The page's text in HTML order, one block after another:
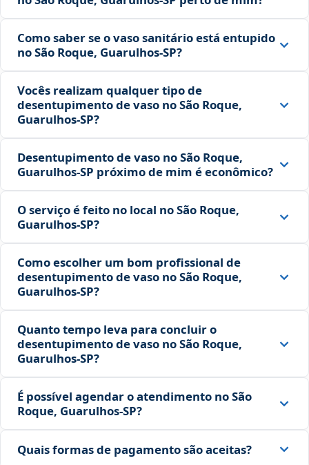
Como saber se o vaso sanitário está entupido
no São Roque, Guarulhos‑SP?
Vocês realizam qualquer tipo de
desentupimento de vaso no São Roque,
Guarulhos‑SP?
Desentupimento de vaso no São Roque,
Guarulhos‑SP próximo de mim é econômico?
O serviço é feito no local no São Roque,
Guarulhos‑SP?
Como escolher um bom profissional de
desentupimento de vaso no São Roque,
Guarulhos‑SP?
Quanto tempo leva para concluir o
desentupimento de vaso no São Roque,
Guarulhos‑SP?
É possível agendar o atendimento no São
Roque, Guarulhos‑SP?
Quais formas de pagamento são aceitas?